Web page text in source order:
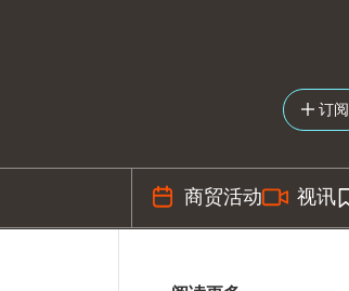
订阅
商贸活动 视讯